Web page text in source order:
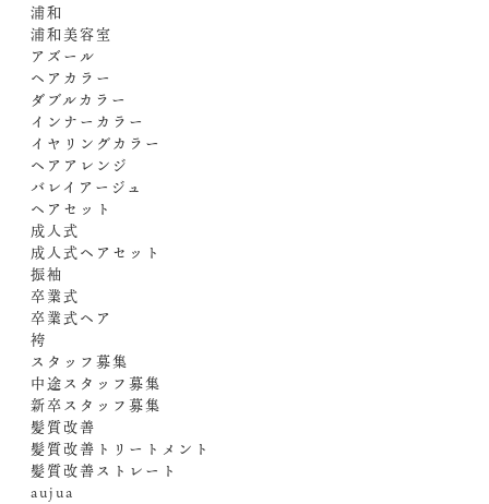
浦和
浦和美容室
アズール
ヘアカラー
ダブルカラー
インナーカラー
イヤリングカラー
ヘアアレンジ
バレイアージュ
ヘアセット
成人式
成人式ヘアセット
振袖
卒業式
卒業式ヘア
袴
スタッフ募集
中途スタッフ募集
新卒スタッフ募集
髪質改善
髪質改善トリートメント
髪質改善ストレート
aujua